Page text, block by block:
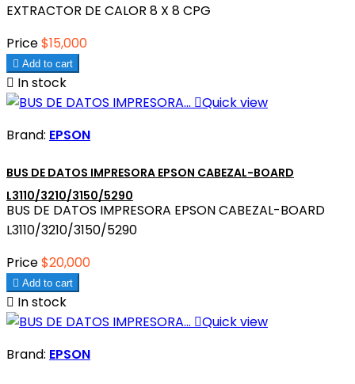
EXTRACTOR DE CALOR 8 X 8 CPG
Price$15,000
 Add to cart
 In stock
Quick view
Brand: EPSON
BUS DE DATOS IMPRESORA EPSON CABEZAL-BOARD
L3110/3210/3150/5290
BUS DE DATOS IMPRESORA EPSON CABEZAL-BOARD
L3110/3210/3150/5290
Price$20,000
 Add to cart
 In stock
Quick view
Brand: EPSON